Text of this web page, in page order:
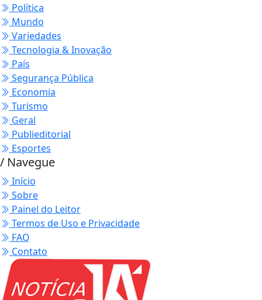
Política
Mundo
Variedades
Tecnologia & Inovação
País
Segurança Pública
Economia
Turismo
Geral
Publieditorial
Esportes
/ Navegue
Início
Sobre
Painel do Leitor
Termos de Uso e Privacidade
FAQ
Contato